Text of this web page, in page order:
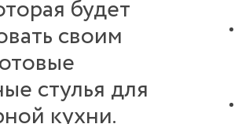
будет
своим
стулья для
кухни.